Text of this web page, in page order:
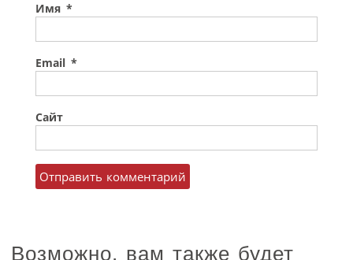
Имя *
Email *
Сайт
Возможно, вам также будет